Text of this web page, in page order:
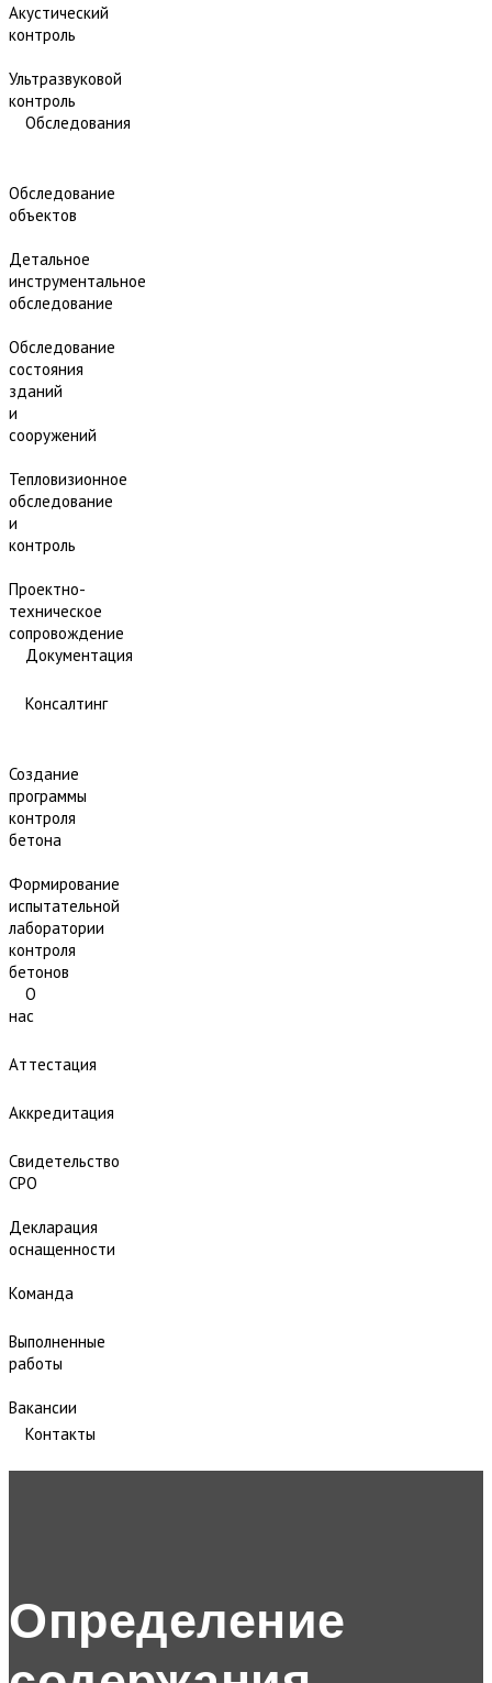
Акустический
контроль
Ультразвуковой
контроль
Обследования
Обследование
объектов
Детальное
инструментальное
обследование
Обследование
состояния
зданий
и
сооружений
Тепловизионное
обследование
и
контроль
Проектно-
техническое
сопровождение
Документация
Консалтинг
Создание
программы
контроля
бетона
Формирование
испытательной
лаборатории
контроля
бетонов
О
нас
Аттестация
Аккредитация
Свидетельство
СРО
Декларация
оснащенности
Команда
Выполненные
работы
Вакансии
Контакты
Определение